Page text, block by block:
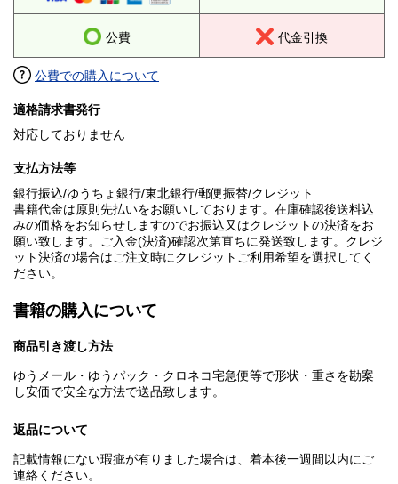
公費 代金引換
公費での購入について
適格請求書発行
対応しておりません
支払方法等
銀行振込/ゆうちょ銀行/東北銀行/郵便振替/クレジット
書籍代金は原則先払いをお願いしております。在庫確認後送料込
みの価格をお知らせしますのでお振込又はクレジットの決済をお
願い致します。ご入金(決済)確認次第直ちに発送致します。クレジ
ット決済の場合はご注文時にクレジットご利用希望を選択してく
ださい。
書籍の購入について
商品引き渡し方法
ゆうメール・ゆうパック・クロネコ宅急便等で形状・重さを勘案
し安価で安全な方法で送品致します。
返品について
記載情報にない瑕疵が有りました場合は、着本後一週間以内にご
連絡ください。